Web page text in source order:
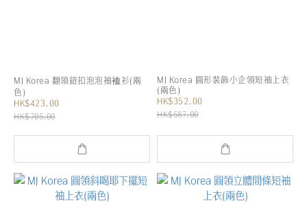
MJ Korea 翻領鈕扣泡泡袖裇衫(兩
色)
HK$423.00
HK$705.00
MJ Korea 圓形裝飾小企領短袖上衣
(兩色)
HK$352.00
HK$587.00